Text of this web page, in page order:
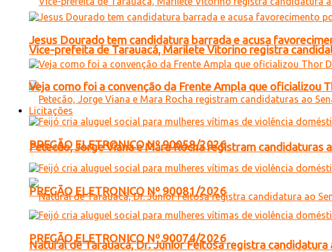
Vice-prefeita de Tarauacá, Marilete Vitorino registra
Petecão, Jorge Viana e Mara Rocha registram candidaturas
Natural de Tarauacá, Dr. Júnior Feitosa registra
Jesus Dourado tem candidatura barrada e acusa
Veja como foi a convenção da Frente Ampla que oficializou
Licitações
PREGÃO ELETRONICO Nº 90058/2026
PREGÃO ELETRONICO Nº 90081/2026
PREGÃO ELETRONICO Nº 90074/2026